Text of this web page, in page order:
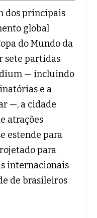
dos principais
global
do Mundo da
sete partidas
— incluindo
e a
—, a cidade
atrações
estende para
para
internacionais
de brasileiros